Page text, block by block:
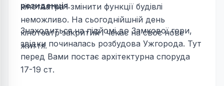
кінотеатра і змінити функції будівлі
неможливо. На сьогоднійшній день
кінотеатр закритий і чекає на своє нове
життя.
резиденція.
Знаходиться на підйомі до Замкової гори,
звідки починалась розбудова Ужгорода. Тут
перед Вами постає архітектурна споруда
17-19 ст.